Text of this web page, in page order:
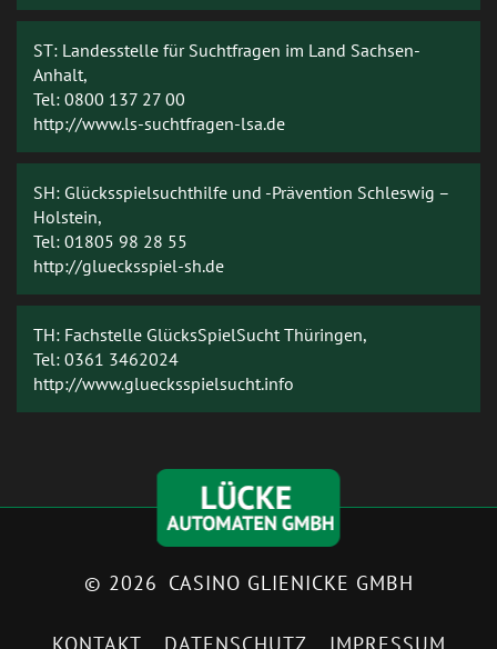
ST: Landesstelle für Suchtfragen im Land Sachsen-
Anhalt,
Tel: 0800 137 27 00
http://www.ls-suchtfragen-lsa.de
SH: Glücksspielsuchthilfe und -Prävention Schleswig –
Holstein,
Tel: 01805 98 28 55
http://gluecksspiel-sh.de
TH: Fachstelle GlücksSpielSucht Thüringen,
Tel: 0361 3462024
http://www.gluecksspielsucht.info
© 2026 CASINO GLIENICKE GMBH
KONTAKT DATENSCHUTZ IMPRESSUM